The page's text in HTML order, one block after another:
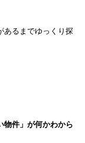
あるまでゆっくり探
物件」が何かわから